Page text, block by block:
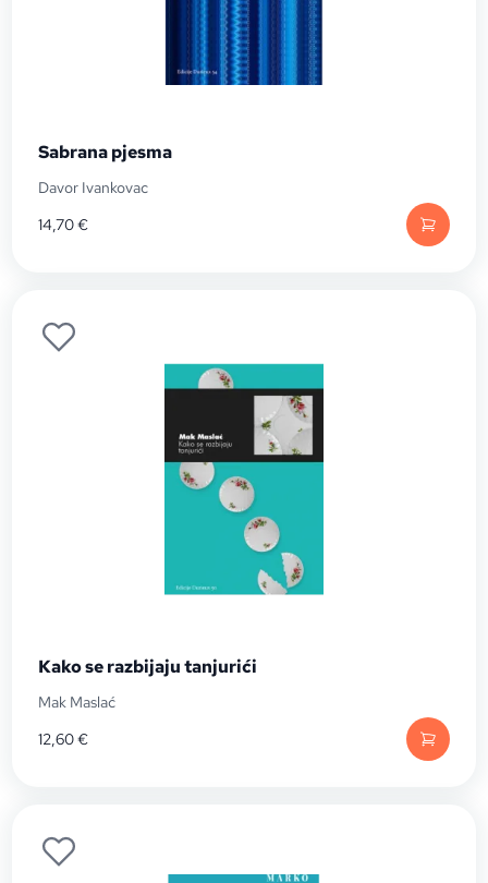
Sabrana pjesma
Davor Ivankovac
14,70€
Kako se razbijaju tanjurići
Mak Maslać
12,60€